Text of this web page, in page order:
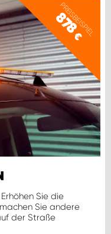
PREISBEISPIEL
878
€
Sie die
Sie andere
der Straße